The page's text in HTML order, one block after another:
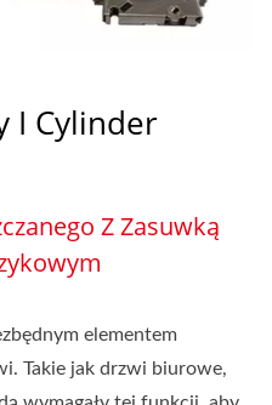
I Cylinder
Z Zasuwką
elementem
Takie jak drzwi biurowe,